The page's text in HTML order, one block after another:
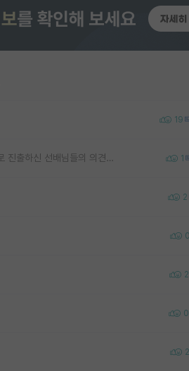
19
안녕하세요 예비 대학생입니다. 두 기술원 사이에서 진학을 고민중인데 먼저 연구계로 진출하신 선배님들의 의견이 궁금해서 여쭤봅니다. 1
2
0
2
0
2